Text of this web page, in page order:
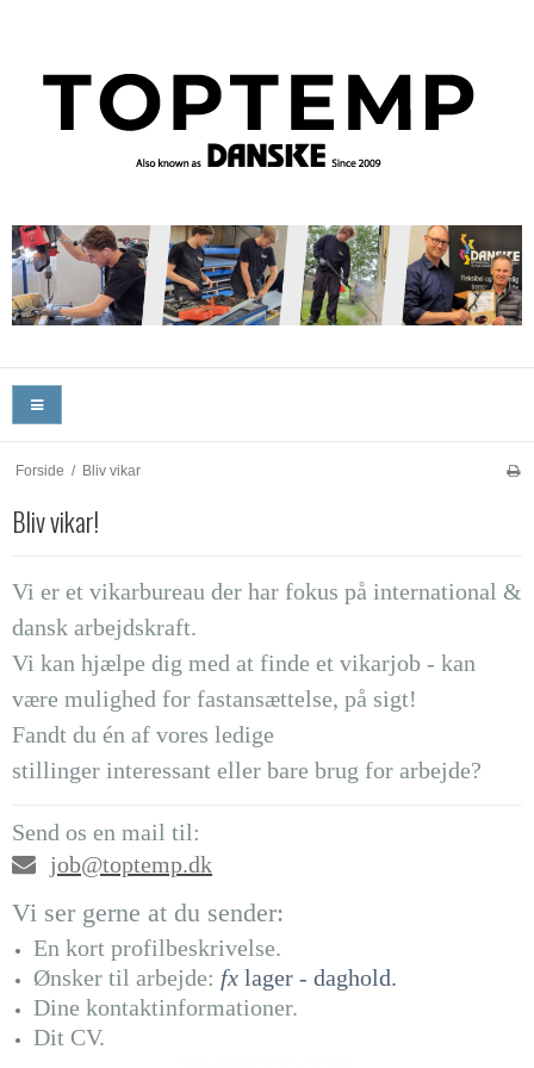
Forside / Bliv vikar
Bliv vikar!
Vi er et vikarbureau der har fokus på international &
dansk arbejdskraft.
Vi kan hjælpe dig med at finde et vikarjob - kan
være mulighed for fastansættelse, på sigt!
Fandt du én af vores ledige
stillinger interessant eller bare brug for arbejde?
Send os en mail til:
job@toptemp.dk
Vi ser gerne at du sender:
En kort profilbeskrivelse.
Ønsker til arbejde: fxlager - daghold.
Dine kontaktinformationer.
Dit CV.